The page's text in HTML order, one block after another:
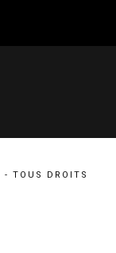
- TOUS DROITS